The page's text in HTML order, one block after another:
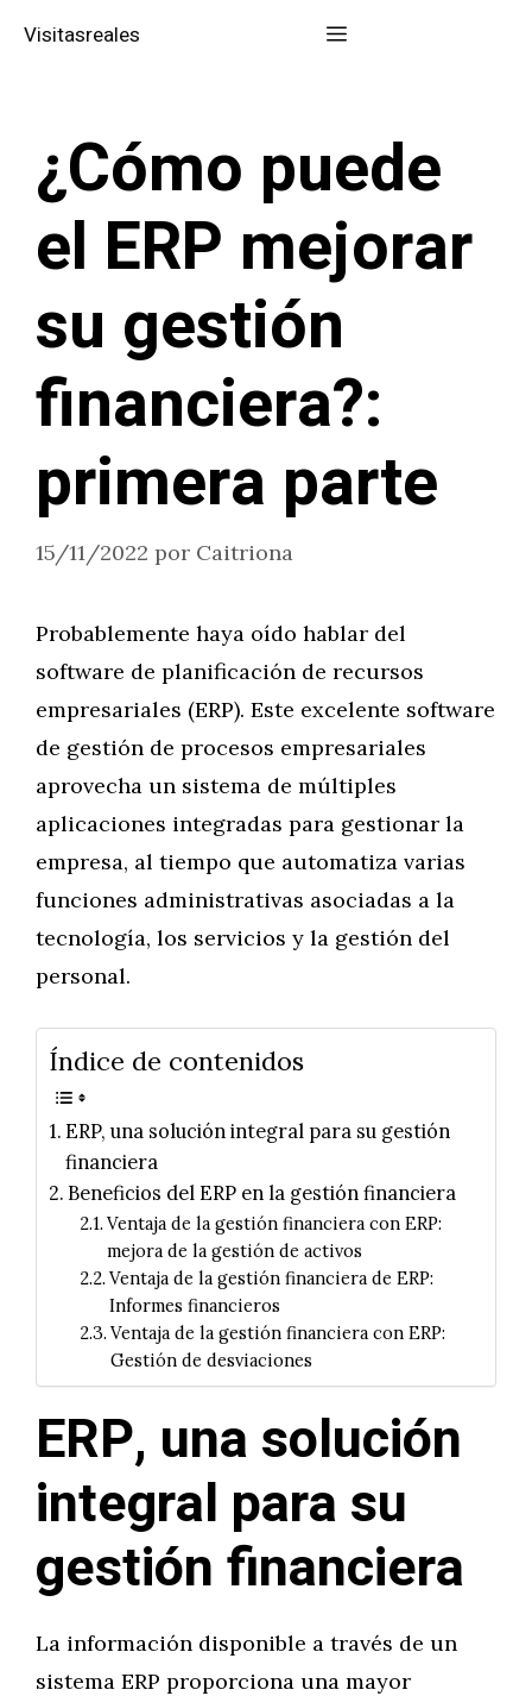
Visitasreales Menú
¿Cómo puede
el ERP mejorar
su gestión
financiera?:
primera parte
15/11/2022 por Caitriona
Probablemente haya oído hablar del
software de planificación de recursos
empresariales (ERP). Este excelente software
de gestión de procesos empresariales
aprovecha un sistema de múltiples
aplicaciones integradas para gestionar la
empresa, al tiempo que automatiza varias
funciones administrativas asociadas a la
tecnología, los servicios y la gestión del
personal.
Índice de contenidos
ERP, una solución integral para su gestión
financiera
Beneficios del ERP en la gestión financiera
Ventaja de la gestión financiera con ERP:
mejora de la gestión de activos
Ventaja de la gestión financiera de ERP:
Informes financieros
Ventaja de la gestión financiera con ERP:
Gestión de desviaciones
ERP, una solución
integral para su
gestión financiera
La información disponible a través de un
sistema ERP proporciona una mayor